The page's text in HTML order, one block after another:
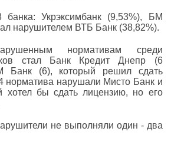
Укрэксимбанк (9,53%), БМ
нарушителем ВТБ Банк (38,82%).
нормативам среди
стал Банк Кредит Днепр (6
Банк (6), который решил сдать
норматива нарушали Мисто Банк и
хотел бы сдать лицензию, но его
не выполняли один - два